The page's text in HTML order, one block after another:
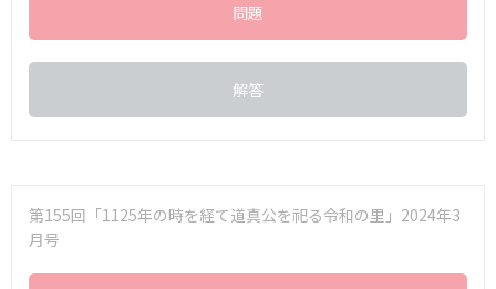
問題
解答
第155回「1125年の時を経て道真公を祀る令和の里」2024年3
月号